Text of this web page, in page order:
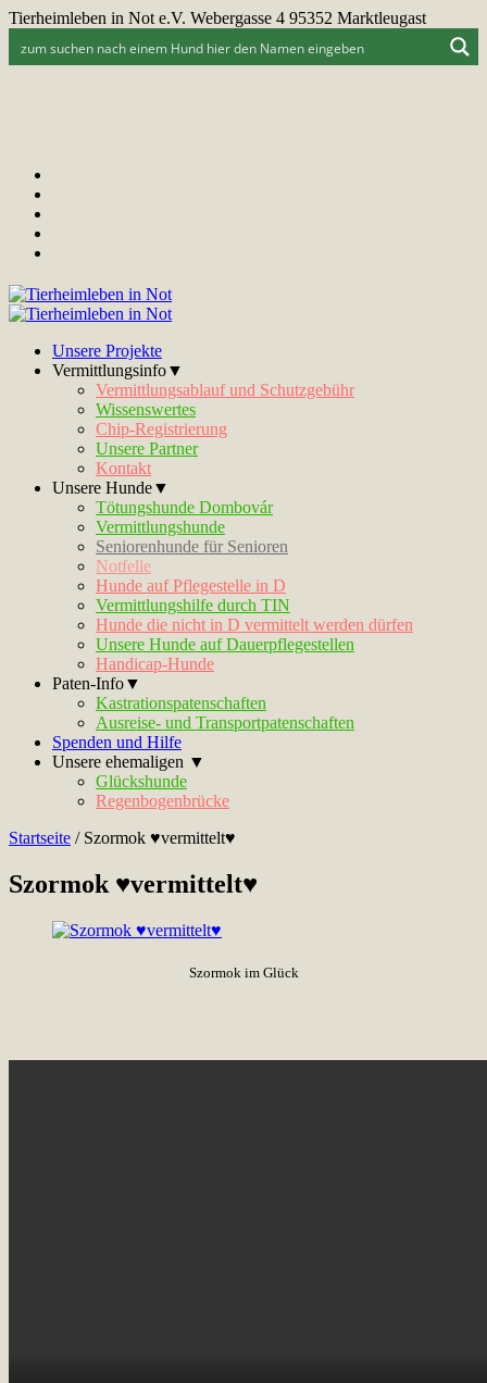
Tierheimleben in Not e.V. Webergasse 4 95352 Marktleugast
Unsere Projekte
Vermittlungsinfo▼
Vermittlungsablauf und Schutzgebühr
Wissenswertes
Chip-Registrierung
Unsere Partner
Kontakt
Unsere Hunde▼
Tötungshunde Dombovár
Vermittlungshunde
Seniorenhunde für Senioren
Notfelle
Hunde auf Pflegestelle in D
Vermittlungshilfe durch TIN
Hunde die nicht in D vermittelt werden dürfen
Unsere Hunde auf Dauerpflegestellen
Handicap-Hunde
Paten-Info▼
Kastrationspatenschaften
Ausreise- und Transportpatenschaften
Spenden und Hilfe
Unsere ehemaligen ▼
Glückshunde
Regenbogenbrücke
Startseite / Szormok ♥vermittelt♥
Szormok ♥vermittelt♥
Szormok im Glück